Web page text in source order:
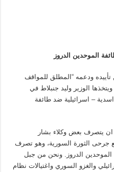
الموحدين الدروز
ودعمه “المطلق للمواقف
الوزير وليد جنبلاط في
– اسرائيلية ضد طائفة
يتصرف بعض وكلاء بشار
جرحى الثورة السورية، وهو تصرف
الموحدين الدروز. ونحن من جبل
والغزو السوري واغتيالات نظام